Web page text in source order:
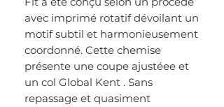
avec imprimé rotatif dévoilant un
motif subtil et harmonieusement
coordonné. Cette chemise
présente une coupe ajustéee et
un col Global Kent . Sans
repassage et quasiment